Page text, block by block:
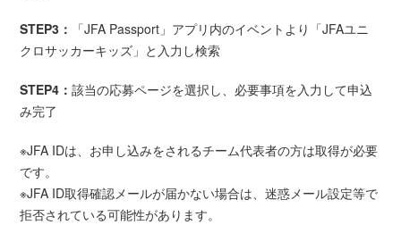
STEP3：
「JFA Passport」アプリ内のイベントより「JFAユニ
クロサッカーキッズ」と入力し検索
STEP4：該当の応募ページを選択し、必要事項を入力して申込
み完了
※JFA IDは、お申し込みをされるチーム代表者の方は取得が必要
です。
※JFA ID取得確認メールが届かない場合は、迷惑メール設定等で
拒否されている可能性があります。